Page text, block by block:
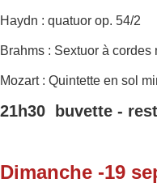
Haydn : quatuor op. 54/2
Brahms : Sextuor à
Mozart : Quintette en sol
21h30 buvette -
Dimanche -19